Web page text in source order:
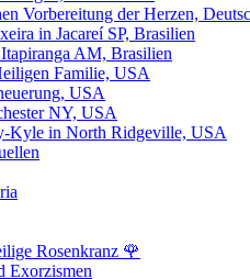
Vorbereitung der Herzen,
in Jacareí SP, Brasilien
AM, Brasilien
Familie, USA
USA
NY, USA
Kyle in North Ridgeville, USA
Rosenkranz 🌹
Exorzismen